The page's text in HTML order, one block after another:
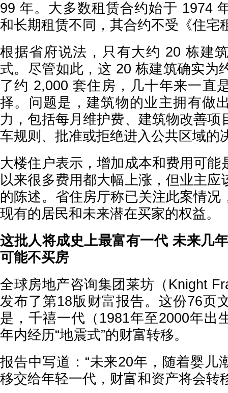
99 年。大多数租赁合约始于 1974
和长期租赁不同，其合约不受《住宅
根据省府说法，只有大约 20 栋建
式。尽管如此，这 20 栋建筑确实为
了约 2,000 套住房，几十年来一直
择。问题是，建筑物的业主拥有做
力，包括每月维护费、建筑物改善项
车规则、批准或拒绝进入公共区域的
大楼住户表示，增加成本和费用可能
以来很多费用都大幅上涨，但业主应
的陈述。省住房厅称已关注此案情况
现有的居民和未来潜在买家的权益。
这批人将成史上最富有一代 未来几
可能不买房
全球房地产咨询集团莱坊（Knight
发布了第18版财富报告。这份76页
是，千禧一代（1981年至2000年出
年内经历“地震式”的财富转移。
报告中写道：“未来20年，随着婴儿
移交给年轻一代，财富和资产将会转